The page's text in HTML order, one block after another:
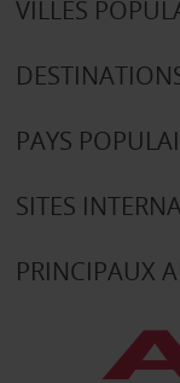
VILLES
PAYS
SITES
PRINCIPAUX